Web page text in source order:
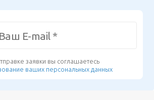
заявки вы соглашаетесь
ваших персональных данных